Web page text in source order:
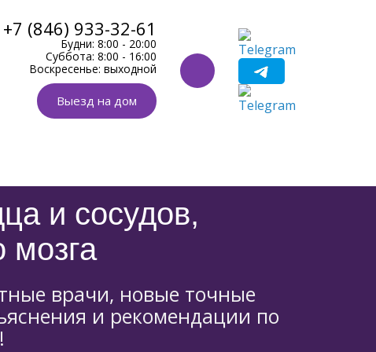
+7 (846) 933-32-61
Будни: 8:00 - 20:00
Суббота: 8:00 - 16:00
Воскресенье: выходной
Выезд на дом
и сосудов,
мозга
врачи, новые точные
и рекомендации по